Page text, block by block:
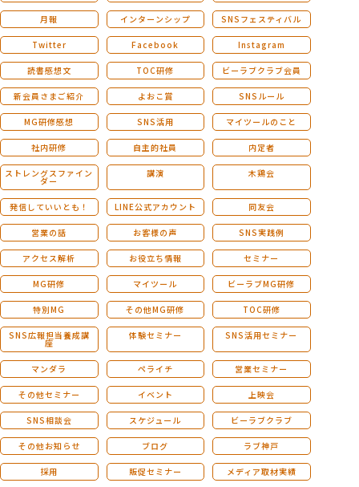
月報 インターンシップ SNSフェスティバル
Twitter Facebook Instagram
読書感想文 TOC研修 ビーラブクラブ会員
新会員さまご紹介 よおこ賞 SNSルール
MG研修感想 SNS活用 マイツールのこと
社内研修 自主的社員 内定者
ストレングスファイン
ダー
講演 木鶏会
発信していいとも！ LINE公式アカウント 同友会
営業の話 お客様の声 SNS実践例
アクセス解析 お役立ち情報 セミナー
MG研修 マイツール ビーラブMG研修
特別MG その他MG研修 TOC研修
SNS広報担当養成講
座
体験セミナー SNS活用セミナー
マンダラ ペライチ 営業セミナー
その他セミナー イベント 上映会
SNS相談会 スケジュール ビーラブクラブ
その他お知らせ ブログ ラブ神戸
採用 販促セミナー メディア取材実績